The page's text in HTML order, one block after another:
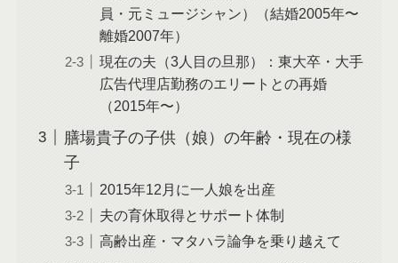
員・元ミュージシャン）（結婚2005年〜
離婚2007年）
現在の夫（3人目の旦那）：東大卒・大手
広告代理店勤務のエリートとの再婚
（2015年〜）
膳場貴子の子供（娘）の年齢・現在の様
子
2015年12月に一人娘を出産
夫の育休取得とサポート体制
高齢出産・マタハラ論争を乗り越えて